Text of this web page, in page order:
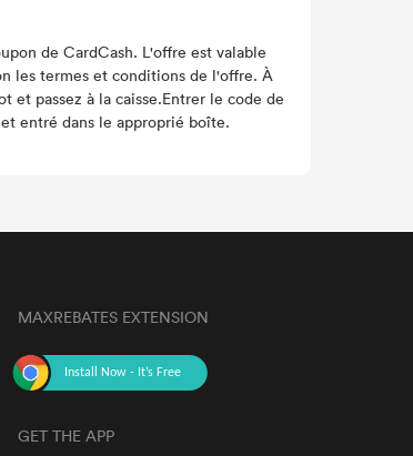
de CardCash. L'offre est valable
les termes et conditions de l'offre. À
et passez à la caisse.Entrer le code de
entré dans le approprié boîte.
MAXREBATES EXTENSION
GET THE APP